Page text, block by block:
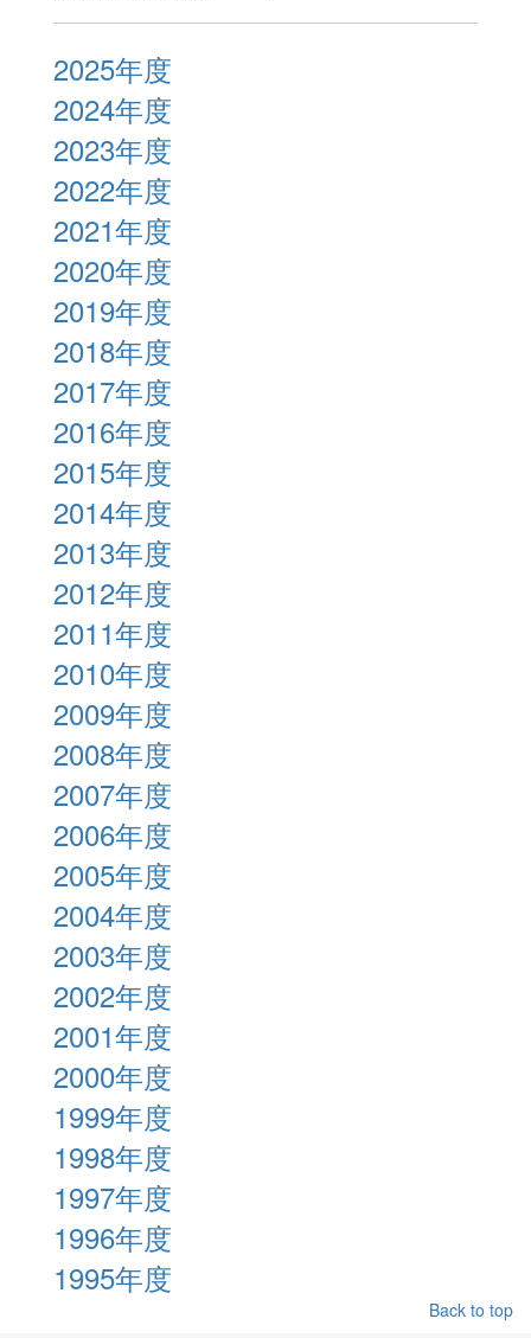
2025年度
2024年度
2023年度
2022年度
2021年度
2020年度
2019年度
2018年度
2017年度
2016年度
2015年度
2014年度
2013年度
2012年度
2011年度
2010年度
2009年度
2008年度
2007年度
2006年度
2005年度
2004年度
2003年度
2002年度
2001年度
2000年度
1999年度
1998年度
1997年度
1996年度
1995年度
Back to top